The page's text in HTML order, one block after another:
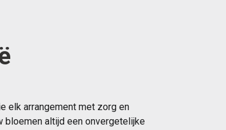
elk arrangement met zorg en
bloemen altijd een onvergetelijke